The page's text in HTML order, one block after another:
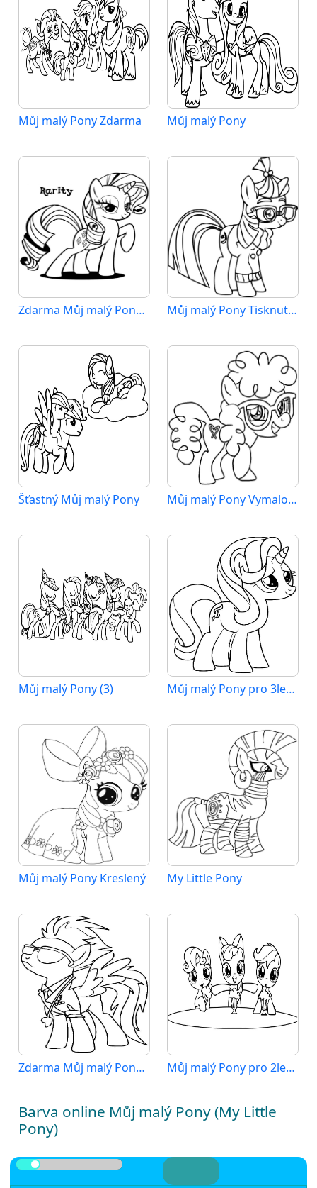
Můj malý Pony Zdarma Můj malý Pony
Zdarma Můj malý Pony Obrázek Můj malý Pony Tisknutelný Zdarma
Šťastný Můj malý Pony Můj malý Pony Vymalovatelné pro Děti
Můj malý Pony (3) Můj malý Pony pro 3leté Děti
Můj malý Pony Kreslený My Little Pony
Zdarma Můj malý Pony Vymalovatelné Můj malý Pony pro 2leté Děti
Barva online Můj malý Pony (My Little
Pony)